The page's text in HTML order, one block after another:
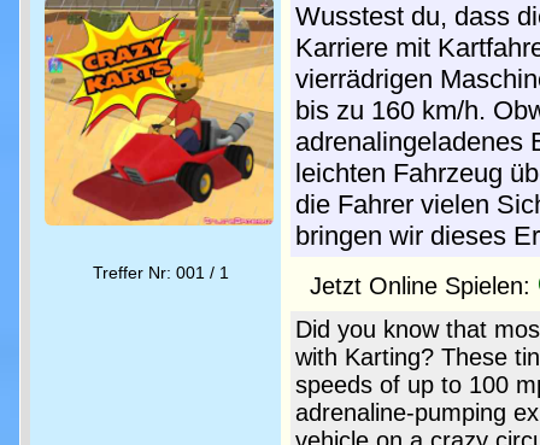
Treffer Nr: 001 / 1
Wusstest du, dass
Karriere mit
vierrädrigen
bis zu 160 km/h.
adrenalingeladenes
leichten Fahrzeug
die Fahrer vielen
bringen wir dieses
Jetzt Online Spielen:
Did you know that
with Karting? These
speeds of up to 100
adrenaline-pumping